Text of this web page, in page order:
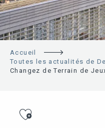
Accueil
Toutes les actualités de
Changez de Terrain de
Ajouter aux